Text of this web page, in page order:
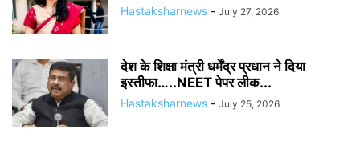
Hastaksharnews - July 27, 2026
देश के शिक्षा मंत्री धर्मेंद्र प्रधान ने दिया
इस्तीफा…..NEET पेपर लीक...
Hastaksharnews - July 25, 2026